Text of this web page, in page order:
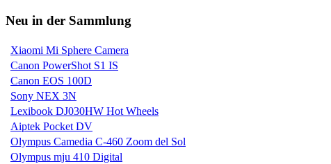
Neu in der Sammlung
Xiaomi Mi Sphere Camera
Canon PowerShot S1 IS
Canon EOS 100D
Sony NEX 3N
Lexibook DJ030HW Hot Wheels
Aiptek Pocket DV
Olympus Camedia C-460 Zoom del Sol
Olympus mju 410 Digital